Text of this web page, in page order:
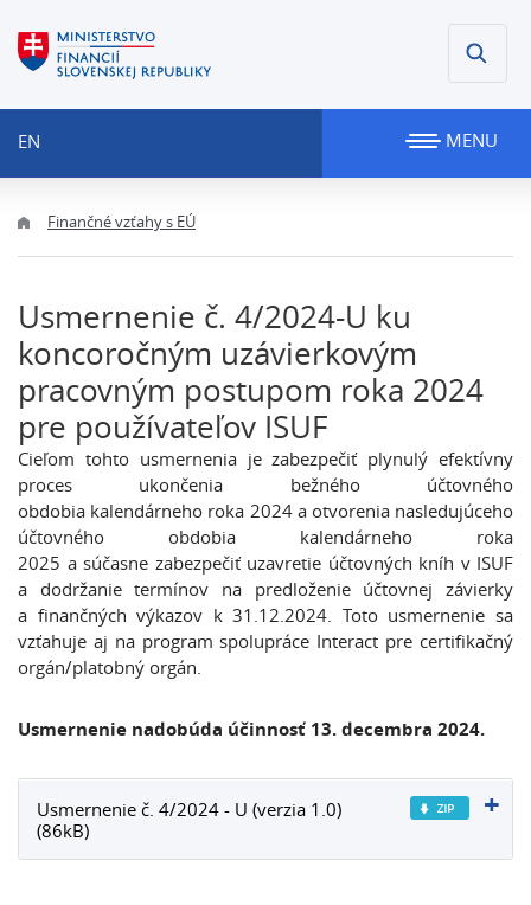
EN MENU
Finančné vzťahy s EÚ
Usmernenie č. 4/2024-U ku
koncoročným uzávierkovým
pracovným postupom roka 2024
pre používateľov ISUF
Cieľom tohto usmernenia je zabezpečiť plynulý efektívny
proces ukončenia bežného účtovného
obdobia kalendárneho roka 2024 a otvorenia nasledujúceho
účtovného obdobia kalendárneho roka
2025 a súčasne zabezpečiť uzavretie účtovných kníh v ISUF
a dodržanie termínov na predloženie účtovnej závierky
a finančných výkazov k 31.12.2024. Toto usmernenie sa
vzťahuje aj na program spolupráce Interact pre certifikačný
orgán/platobný orgán.
Usmernenie nadobúda účinnosť 13. decembra 2024.
Usmernenie č. 4/2024 - U (verzia 1.0)
(86kB)